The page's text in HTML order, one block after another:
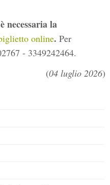
è necessaria la
online. Per
- 3349242464.
(04 luglio 2026)